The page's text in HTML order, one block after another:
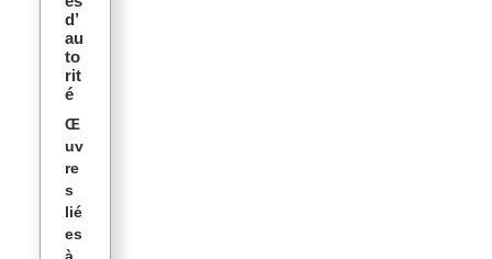
d’
au
to
rit
é
Œ
uv
re
s
lié
es